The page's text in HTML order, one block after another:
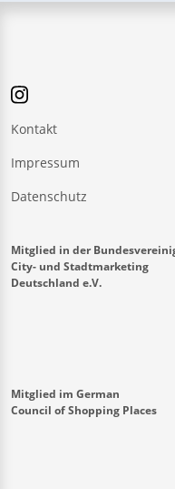
Kontakt
Impressum
Datenschutz
Mitglied in der
City- und Stadtmarketing
Deutschland e.V.
Mitglied im German
Council of Shopping Places